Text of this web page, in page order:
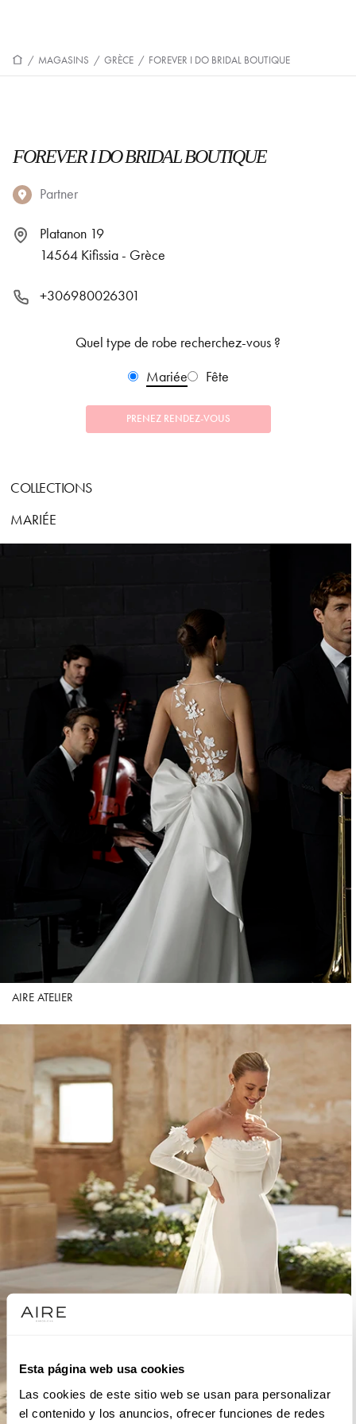
Esta página web usa cookies
Las cookies de este sitio web se usan para personalizar
el contenido y los anuncios, ofrecer funciones de redes
/ MAGASINS / GRÈCE / FOREVER I DO BRIDAL BOUTIQUE
FOREVER I DO BRIDAL BOUTIQUE
Partner
Platanon 19
14564 Kifissia - Grèce
+306980026301
Quel type de robe recherchez-vous ?
Mariée
Fête
PRENEZ RENDEZ-VOUS
COLLECTIONS
MARIÉE
AIRE ATELIER